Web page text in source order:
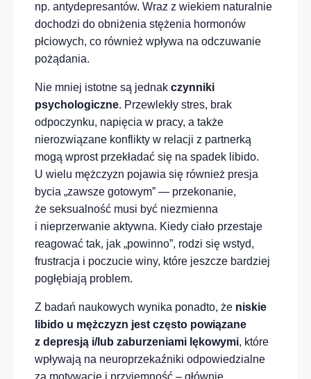
np. antydepresantów. Wraz z wiekiem naturalnie
dochodzi do obniżenia stężenia hormonów
płciowych, co również wpływa na odczuwanie
pożądania.
Nie mniej istotne są jednak czynniki
psychologiczne. Przewlekły stres, brak
odpoczynku, napięcia w pracy, a także
nierozwiązane konflikty w relacji z partnerką
mogą wprost przekładać się na spadek libido.
U wielu mężczyzn pojawia się również presja
bycia „zawsze gotowym” — przekonanie,
że seksualność musi być niezmienna
i nieprzerwanie aktywna. Kiedy ciało przestaje
reagować tak, jak „powinno”, rodzi się wstyd,
frustracja i poczucie winy, które jeszcze bardziej
pogłębiają problem.
Z badań naukowych wynika ponadto, że niskie
libido u mężczyzn jest często powiązane
z depresją i/lub zaburzeniami lękowymi, które
wpływają na neuroprzekaźniki odpowiedzialne
za motywację i przyjemność – głównie